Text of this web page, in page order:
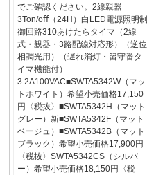
でご確認ください。2線親器
3Ton/oﬀ（24H）白LED電源照明制
御回路310あけたらタイマ（2線
式・親器・3路配線対応形）（逆位
相調光用）（遅れ消灯・留守番タ
イマ機能付）
3.2A100VAC■SWTA5342W（マッ
トホワイト）希望小売価格17,150
円〈税抜〉■SWTA5342H（マット
グレー）新■SWTA5342F（マット
ベージュ）■SWTA5342B（マット
ブラック）希望小売価格17,900円
〈税抜〉SWTA5342CS（シルバ
ー）希望小売価格18,150円〈税